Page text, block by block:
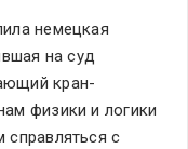
немецкая
на суд
кран-
физики и логики
с